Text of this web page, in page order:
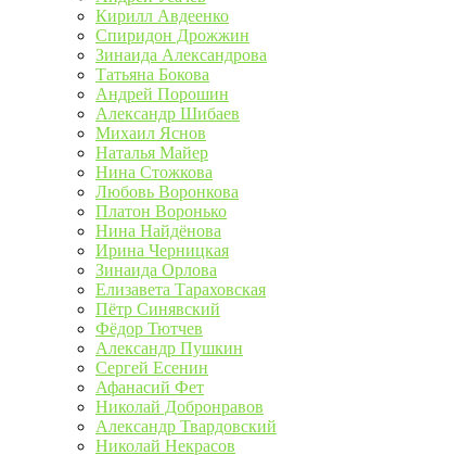
Кирилл Авдеенко
Спиридон Дрожжин
Зинаида Александрова
Татьяна Бокова
Андрей Порошин
Александр Шибаев
Михаил Яснов
Наталья Майер
Нина Стожкова
Любовь Воронкова
Платон Воронько
Нина Найдёнова
Ирина Черницкая
Зинаида Орлова
Елизавета Тараховская
Пётр Синявский
Фёдор Тютчев
Александр Пушкин
Сергей Есенин
Афанасий Фет
Николай Добронравов
Александр Твардовский
Николай Некрасов